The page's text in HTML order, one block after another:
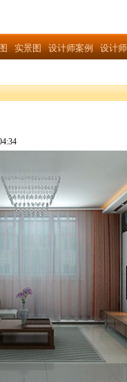
实景图 设计师案例 设计